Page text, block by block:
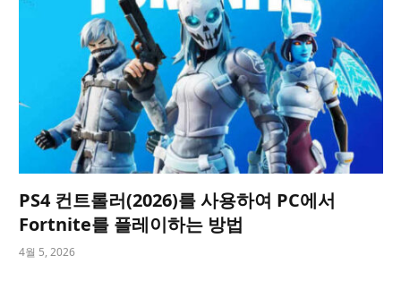
PS4 컨트롤러(2026)를 사용하여 PC에서
Fortnite를 플레이하는 방법
4월 5, 2026